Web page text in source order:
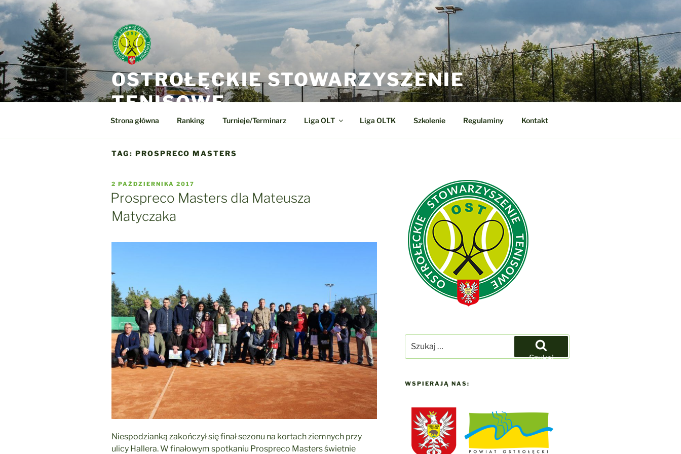
Przejdź
do
OSTROŁĘCKIE STOWARZYSZENIE
TENISOWE
Strona główna Ranking Turnieje/Terminarz Liga OLT Liga OLTK Szkolenie Regulaminy Kontakt
TAG: PROSPRECO MASTERS
OPUBLIKOWANE
W
2 PAŹDZIERNIKA 2017
Prospreco Masters dla Mateusza
Matyczaka
Niespodzianką zakończył się finał sezonu na kortach ziemnych przy
ulicy Hallera. W finałowym spotkaniu Prospreco Masters świetnie
Szukaj
WSPIERAJĄ NAS: